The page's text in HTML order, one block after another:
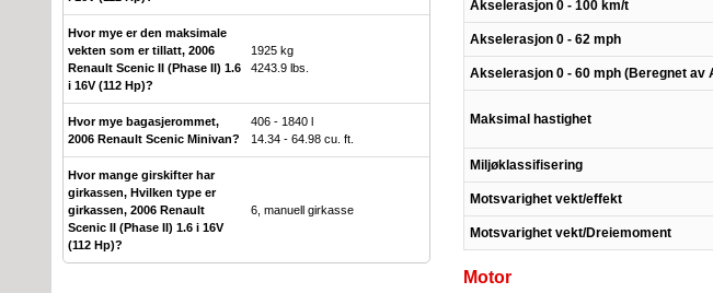
Hvor mye er den maksimale
vekten som er tillatt, 2006
Renault Scenic II (Phase II) 1.6
i 16V (112 Hp)?
1925 kg
4243.9 lbs.
Hvor mye bagasjerommet,
2006 Renault Scenic Minivan?
406 - 1840 l
14.34 - 64.98 cu. ft.
Hvor mange girskifter har
girkassen, Hvilken type er
girkassen, 2006 Renault
Scenic II (Phase II) 1.6 i 16V
(112 Hp)?
6, manuell girkasse
Akselerasjon 0 - 100 km/t
Akselerasjon 0 - 62 mph
Akselerasjon 0 - 60 mph (Beregnet av
Maksimal hastighet
Miljøklassifisering
Motsvarighet vekt/effekt
Motsvarighet vekt/Dreiemoment
Motor